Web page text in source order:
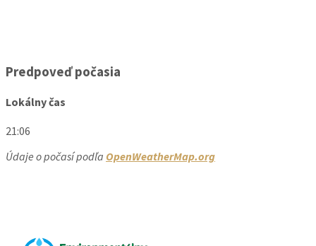
Predpoveď počasia
Lokálny čas
21:06
Údaje o počasí podľa OpenWeatherMap.org